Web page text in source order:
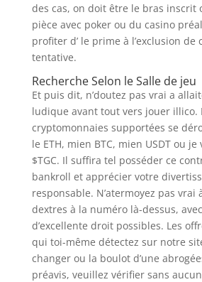
des cas, on doit être le bras inscrit
pièce avec poker ou du casino
profiter d’ le prime à l’exclusion de
tentative.
Recherche Selon le Salle de jeu
Et puis dit, n’doutez pas vrai a
ludique avant tout vers jouer illico.
cryptomonnaies supportées se
le ETH, mien BTC, mien USDT ou
$TGC. Il suffira tel posséder ce
bankroll et apprécier votre
responsable. N’atermoyez pas vrai
dextres à la numéro là-dessus,
d’excellente droit possibles. Les
qui toi-même détectez sur notre
changer ou la boulot d’une
préavis, veuillez vérifier sans